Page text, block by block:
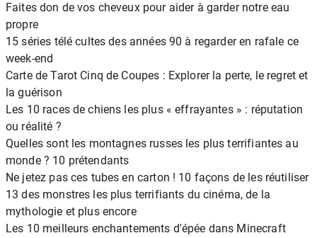
Faites don de vos cheveux pour aider à garder notre eau
propre
15 séries télé cultes des années 90 à regarder en rafale ce
week-end
Carte de Tarot Cinq de Coupes : Explorer la perte, le regret et
la guérison
Les 10 races de chiens les plus « effrayantes » : réputation
ou réalité ?
Quelles sont les montagnes russes les plus terrifiantes au
monde ? 10 prétendants
Ne jetez pas ces tubes en carton ! 10 façons de les réutiliser
13 des monstres les plus terrifiants du cinéma, de la
mythologie et plus encore
Les 10 meilleurs enchantements d'épée dans Minecraft